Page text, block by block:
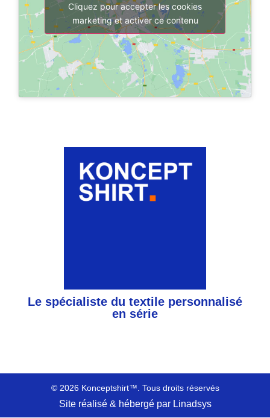
Le spécialiste du textile personnalisé
en série
Cliquez pour accepter les cookies
marketing et activer ce contenu
© 2026 Konceptshirt™. Tous droits réservés
Site réalisé & hébergé par Linadsys